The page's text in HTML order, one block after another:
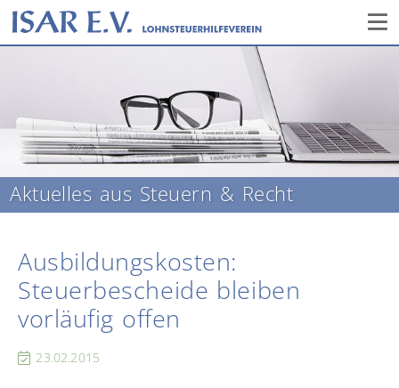
Aktuelles aus Steuern & Recht
Ausbildungskosten:
Steuerbescheide bleiben
vorläufig offen
23.02.2015